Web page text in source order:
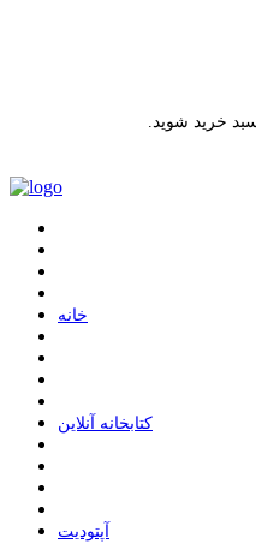
خرید شوید.
ﺧﺎﻧﻪ
ﮐﺘﺎﺑﺨﺎﻧﻪ ﺁﻧﻼﯾﻦ
ﺁﭘﺘﻮﺩﯾﺖ